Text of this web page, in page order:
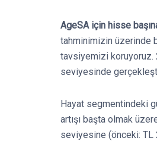
AgeSA için hisse
tahminimizin üzerinde
tavsiyemizi koruyoruz.
seviyesinde
Hayat segmentindeki
artışı başta olmak
seviyesine (önceki: TL